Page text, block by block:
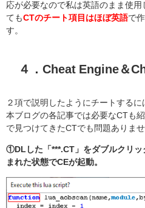
応が必要なので私は英語のまま使
てもCTのチート項目はほぼ英語で
す。
４．Cheat Engine＆
２項で説明したようにチートするに
本ブログの各記事では必要なCTも
で見つけてきたCTでも問題ありませ
①DLした「***.CT」をダブルクリ
まれた状態でCEが起動。